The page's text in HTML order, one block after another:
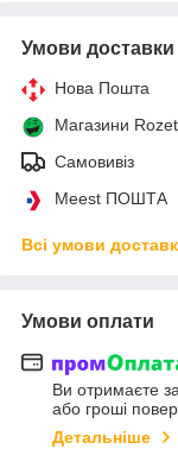
Умови доставки
Нова Пошта
Магазини
Самовивіз
Meest ПОШТА
Всі умови
Умови оплати
Ви отримаєте
або гроші
Детальніше